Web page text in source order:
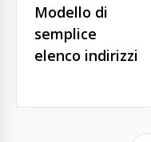
Modello di
semplice
elenco indirizzi